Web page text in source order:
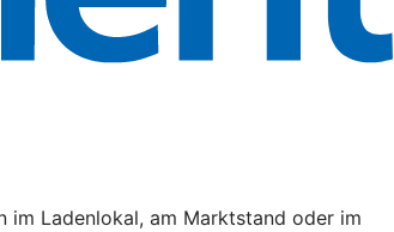
im Ladenlokal, am Marktstand oder im